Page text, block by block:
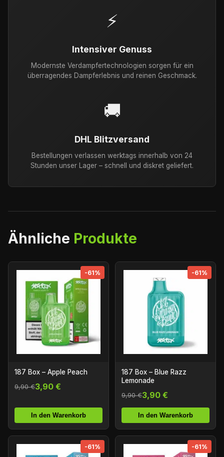
⚡
Intensiver Genuss
Modernste Verdampfertechnologien sorgen für ein
überragendes Dampferlebnis und reinen Geschmack.
🚚
DHL Blitzversand
Bestellungen verlassen werktags innerhalb von 24
Stunden unser Lager – schnell und diskret geliefert.
Ähnliche Produkte
-61%
187 Box – Apple Peach
9,90 €3,90 €
In den Warenkorb
-61%
187 Box – Blue Razz
Lemonade
9,90 €3,90 €
In den Warenkorb
-61% -61%